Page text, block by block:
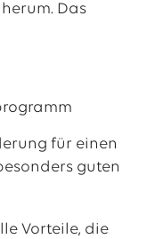
Das
für einen
guten
Vorteile, die